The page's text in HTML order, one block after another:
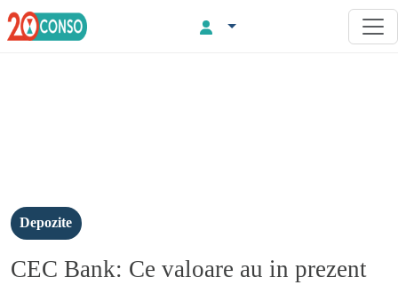
Depozite
CEC Bank: Ce valoare au in prezent